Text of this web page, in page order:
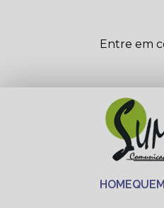
Entre em
HOME